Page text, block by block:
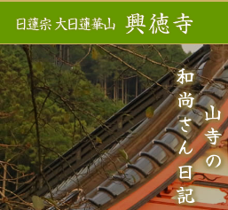
山寺の
和尚さん日記